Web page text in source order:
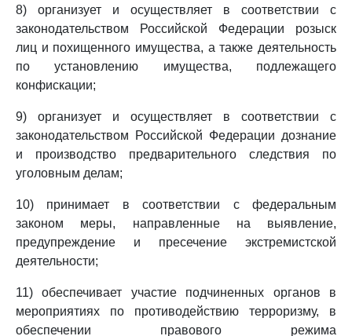
8) организует и осуществляет в соответствии с
законодательством Российской Федерации розыск
лиц и похищенного имущества, а также деятельность
по установлению имущества, подлежащего
конфискации;
9) организует и осуществляет в соответствии с
законодательством Российской Федерации дознание
и производство предварительного следствия по
уголовным делам;
10) принимает в соответствии с федеральным
законом меры, направленные на выявление,
предупреждение и пресечение экстремистской
деятельности;
11) обеспечивает участие подчиненных органов в
мероприятиях по противодействию терроризму, в
обеспечении правового режима